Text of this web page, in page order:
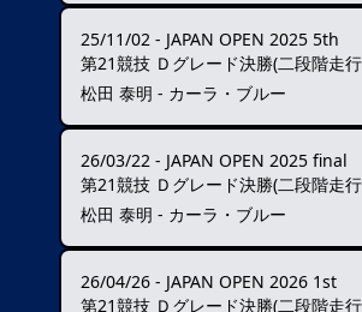
25/11/02 - JAPAN OPEN 2025 5th
第21競技 Ｄグレード決勝(二段階走
松田 泰明 - カーラ・ブルー
26/03/22 - JAPAN OPEN 2025 final
第21競技 Ｄグレード決勝(二段階走
松田 泰明 - カーラ・ブルー
26/04/26 - JAPAN OPEN 2026 1st
第21競技 Ｄグレード決勝(二段階走